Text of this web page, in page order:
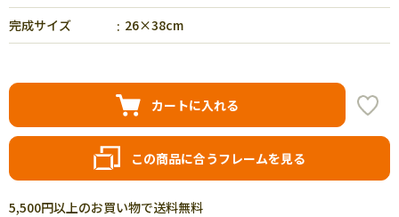
完成サイズ 26×38cm
カートに入れる
この商品に合うフレームを見る
5,500円以上のお買い物で送料無料